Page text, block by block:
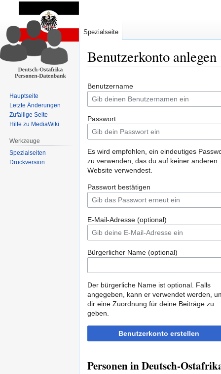
Benutzerkonto anlegen
Navigation
springen
Suche
springen
Benutzername
Passwort
Es wird empfohlen, ein eindeutiges
zu verwenden, das du auf keiner anderen
Website verwendest.
Passwort bestätigen
E-Mail-Adresse (optional)
Bürgerlicher Name (optional)
Der bürgerliche Name ist optional. Falls
angegeben, kann er verwendet werden,
dir eine Zuordnung für deine Beiträge zu
geben.
Benutzerkonto erstellen
Personen in Deutsch-
Spezialseite
Hauptseite
Letzte Änderungen
Zufällige Seite
Hilfe zu MediaWiki
Werkzeuge
Spezialseiten
Druckversion